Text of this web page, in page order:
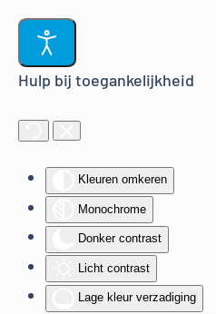
Hulp bij toegankelijkheid
Kleuren omkeren
Monochrome
Donker contrast
Licht contrast
Lage kleur verzadiging
Terug naar hoofdinhoud